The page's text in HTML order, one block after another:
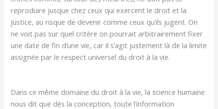
reproduire jusque chez ceux qui exercent le droit et la
justice, au risque de devenir comme ceux qu’ils jugent. On
ne voit pas sur quel critère on pourrait arbitrairement fixer
une date de fin d’une vie, car il s’agit justement là de la limite
assignée par le respect universel du droit à la vie.
Dans ce même domaine du droit à la vie, la science humaine
nous dit que dès la conception, toute l’information